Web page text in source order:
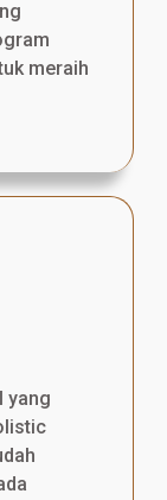
meraih
yang